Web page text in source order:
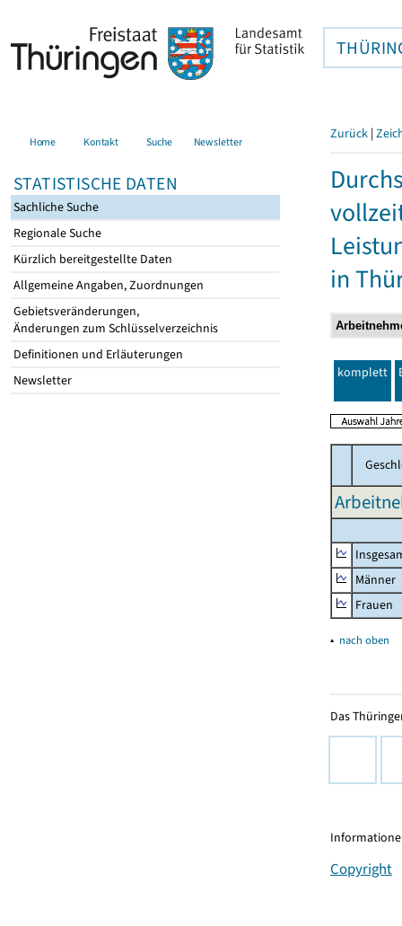
Home Kontakt Suche Newsletter
STATISTISCHE DATEN
Sachliche Suche
Regionale Suche
Kürzlich bereitgestellte Daten
Allgemeine Angaben, Zuordnungen
Gebietsveränderungen,
Änderungen zum Schlüsselverzeichnis
Definitionen und Erläuterungen
Newsletter
Zurück |
in
komplett
Männer
Frauen
▴ nach oben
Das
Copyright